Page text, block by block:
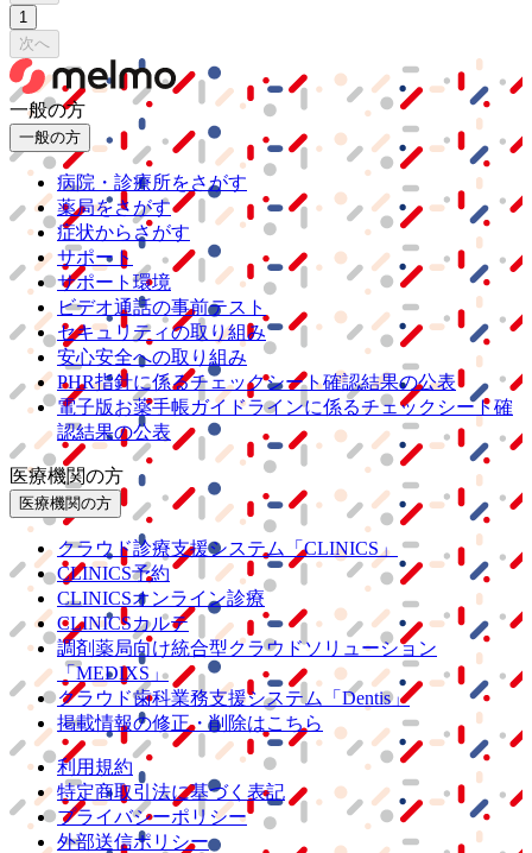
1
次へ
一般の方
一般の方
病院・診療所をさがす
薬局をさがす
症状からさがす
サポート
サポート環境
ビデオ通話の事前テスト
セキュリティの取り組み
安心安全への取り組み
PHR指針に係るチェックシート確認結果の公表
電子版お薬手帳ガイドラインに係るチェックシート確
認結果の公表
医療機関の方
医療機関の方
クラウド診療支援システム
「CLINICS」
CLINICS予約
CLINICSオンライン診療
CLINICSカルテ
調剤薬局向け統合型クラウドソリューション
「MEDIXS」
クラウド歯科業務支援システム
「Dentis」
掲載情報の修正・削除はこちら
利用規約
特定商取引法に基づく表記
プライバシーポリシー
外部送信ポリシー